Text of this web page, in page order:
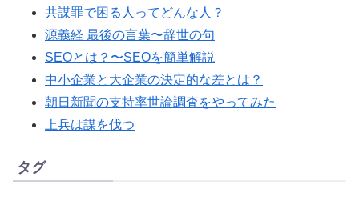
共謀罪で困る人ってどんな人？
源義経 最後の言葉〜辞世の句
SEOとは？〜SEOを簡単解説
中小企業と大企業の決定的な差とは？
朝日新聞の支持率世論調査をやってみた
上兵は謀を伐つ
タグ